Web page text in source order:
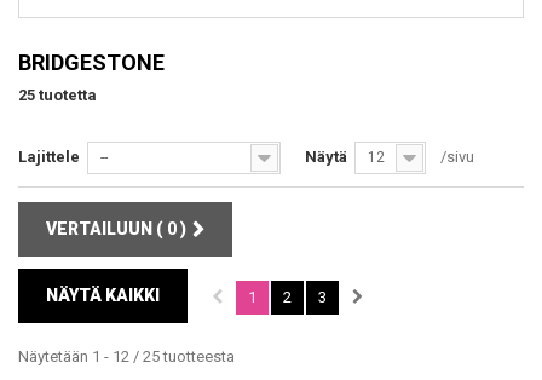
BRIDGESTONE
25 tuotetta
Lajittele -- Näytä 12 /sivu
VERTAILUUN ( 0)
NÄYTÄ KAIKKI 1 2 3
Näytetään 1 - 12 / 25 tuotteesta